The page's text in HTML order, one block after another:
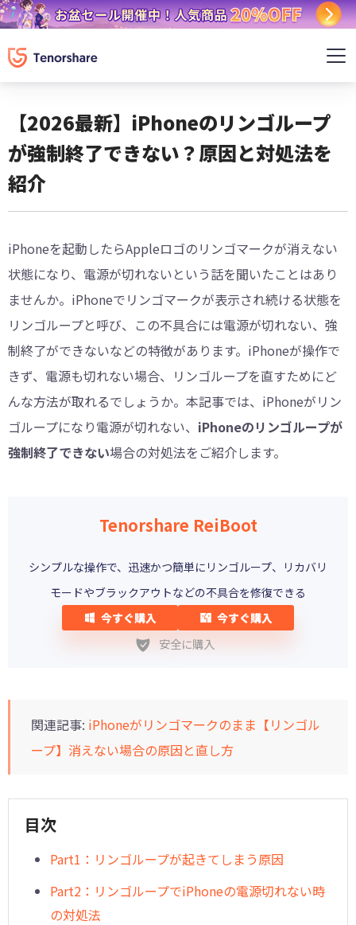
【2026最新】iPhoneのリンゴループ
が強制終了できない？原因と対処法を
紹介
iPhoneを起動したらAppleロゴのリンゴマークが消えない
状態になり、電源が切れないという話を聞いたことはあり
ませんか。iPhoneでリンゴマークが表示され続ける状態を
リンゴループと呼び、この不具合には電源が切れない、強
制終了ができないなどの特徴があります。iPhoneが操作で
きず、電源も切れない場合、リンゴループを直すためにど
んな方法が取れるでしょうか。本記事では、iPhoneがリン
ゴループになり電源が切れない、 iPhoneのリンゴループが
強制終了できない場合の対処法をご紹介します。
Tenorshare ReiBoot
シンプルな操作で、迅速かつ簡単にリンゴループ、リカバリ
モードやブラックアウトなどの不具合を修復できる
今すぐ購入
今すぐ購入
安全に購入
関連記事: iPhoneがリンゴマークのまま【リンゴル
ープ】消えない場合の原因と直し方
目次
Part1：リンゴループが起きてしまう原因
Part2：リンゴループでiPhoneの電源切れない時
の対処法